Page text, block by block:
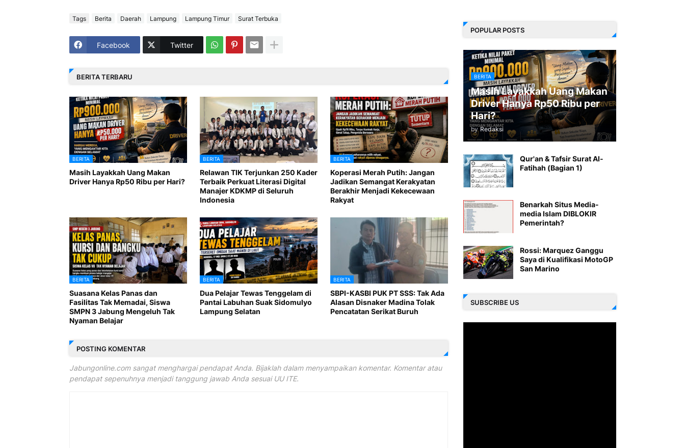
Tags Berita Daerah Lampung Lampung Timur Surat Terbuka
Facebook Twitter
BERITA TERBARU
BERITA
Masih Layakkah Uang Makan
Driver Hanya Rp50 Ribu per Hari?
BERITA
Relawan TIK Terjunkan 250 Kader
Terbaik Perkuat Literasi Digital
Manajer KDKMP di Seluruh
Indonesia
BERITA
Koperasi Merah Putih: Jangan
Jadikan Semangat Kerakyatan
Berakhir Menjadi Kekecewaan
Rakyat
BERITA
Suasana Kelas Panas dan
Fasilitas Tak Memadai, Siswa
SMPN 3 Jabung Mengeluh Tak
Nyaman Belajar
BERITA
Dua Pelajar Tewas Tenggelam di
Pantai Labuhan Suak Sidomulyo
Lampung Selatan
BERITA
SBPI-KASBI PUK PT SSS: Tak Ada
Alasan Disnaker Madina Tolak
Pencatatan Serikat Buruh
POSTING KOMENTAR
Jabungonline.com sangat menghargai pendapat Anda. Bijaklah dalam menyampaikan komentar. Komentar atau
pendapat sepenuhnya menjadi tanggung jawab Anda sesuai UU ITE.
POPULAR POSTS
BERITA
Masih Layakkah Uang Makan
Driver Hanya Rp50 Ribu per
Hari?
by Redaksi
Qur'an & Tafsir Surat Al-
Fatihah (Bagian 1)
Benarkah Situs Media-
media Islam DIBLOKIR
Pemerintah?
Rossi: Marquez Ganggu
Saya di Kualifikasi MotoGP
San Marino
SUBSCRIBE US